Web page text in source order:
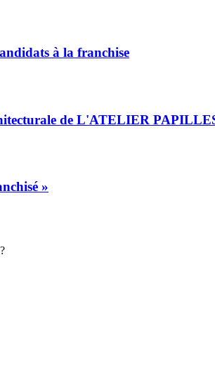
à la franchise
de L'ATELIER
»